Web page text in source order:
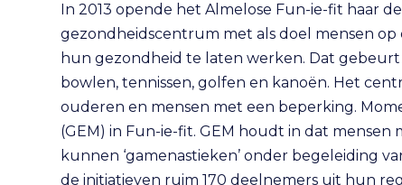
In 2013 opende het Almelose Fun-ie-fit haar
gezondheidscentrum met als doel mensen
hun gezondheid te laten werken. Dat
bowlen, tennissen, golfen en kanoën. Het
ouderen en mensen met een beperking.
(GEM) in Fun-ie-fit. GEM houdt in dat
kunnen ‘gamenastieken’ onder begeleiding
de initiatieven ruim 170 deelnemers uit hun